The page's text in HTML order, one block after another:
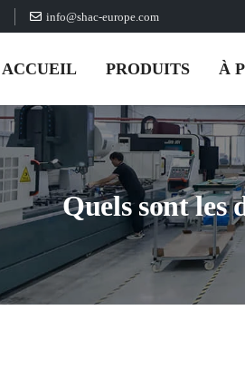
info@shac-europe.com
ACCUEIL PRODUITS À
Quels sont les